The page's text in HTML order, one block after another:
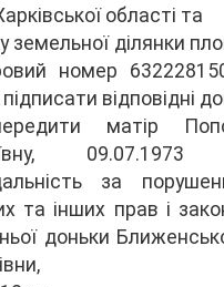
області та
земельної ділянки
номер
відповідні
матір
за
та інших прав і
доньки